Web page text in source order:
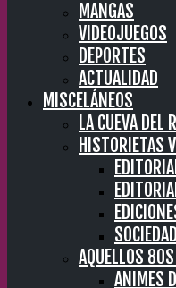
MANGAS
VIDEOJUEGOS
DEPORTES
ACTUALIDAD
MISCELÁNEOS
LA CUEVA DEL
HISTORIETAS
AQUELLOS
ANIMES